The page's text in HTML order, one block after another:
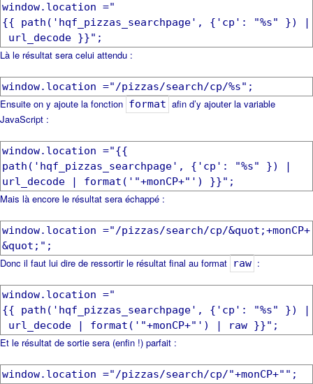
window.location ="
{{ path('hqf_pizzas_searchpage', {'cp': "%s" }) |
url_decode }}";
Là le résultat sera celui attendu :
window.location ="/pizzas/search/cp/%s";
Ensuite on y ajoute la fonction format afin d’y ajouter la variable
JavaScript :
window.location ="{{
path('hqf_pizzas_searchpage', {'cp': "%s" }) |
url_decode | format('"+monCP+"') }}";
Mais là encore le résultat sera échappé :
window.location ="/pizzas/search/cp/&quot;+monCP+
&quot;";
Donc il faut lui dire de ressortir le résultat final au format raw :
window.location ="
{{ path('hqf_pizzas_searchpage', {'cp': "%s" }) |
url_decode | format('"+monCP+"') | raw }}";
Et le résultat de sortie sera (enfin !) parfait :
window.location ="/pizzas/search/cp/"+monCP+"";